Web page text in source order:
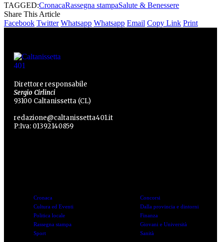
TAGGED:CronacaRassegna stampaSalute & Benessere
Share This Article
Facebook Twitter Whatsapp Whatsapp Email Copy Link Print
Direttore responsabile
Sergio Cirlinci
93100 Caltanissetta (CL)
redazione@caltanissetta401.it
P:Iva: 01392140859
Cronaca
Cultura ed Eventi
Politica locale
Rassegna stampa
Sport
Concorsi
Dalla provincia e dintorni
Finanza
Giovani e Università
Sanità